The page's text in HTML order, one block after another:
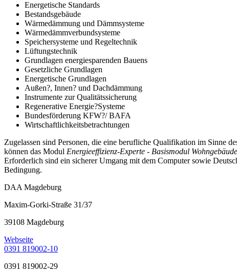
Energetische Standards
Bestandsgebäude
Wärmedämmung und Dämmsysteme
Wärmedämmverbundsysteme
Speichersysteme und Regeltechnik
Lüftungstechnik
Grundlagen energiesparenden Bauens
Gesetzliche Grundlagen
Energetische Grundlagen
Außen?, Innen? und Dachdämmung
Instrumente zur Qualitätssicherung
Regenerative Energie?Systeme
Bundesförderung KFW?/ BAFA
Wirtschaftlichkeitsbetrachtungen
Zugelassen sind Personen, die eine berufliche Qualifikation im Sinne
können das Modul Energieeffizienz-Experte - Basismodul
Erforderlich sind ein sicherer Umgang mit dem Computer sowie
Bedingung.
DAA Magdeburg
Maxim-Gorki-Straße 31/37
39108 Magdeburg
Webseite
0391 819002-10
0391 819002-29